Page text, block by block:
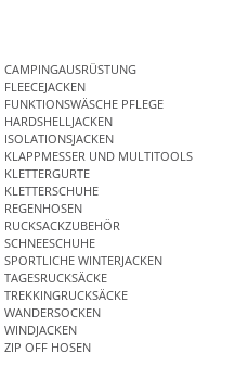
CAMPINGAUSRÜSTUNG
FLEECEJACKEN
FUNKTIONSWÄSCHE PFLEGE
HARDSHELLJACKEN
ISOLATIONSJACKEN
KLAPPMESSER UND MULTITOOLS
KLETTERGURTE
KLETTERSCHUHE
REGENHOSEN
RUCKSACKZUBEHÖR
SCHNEESCHUHE
SPORTLICHE WINTERJACKEN
TAGESRUCKSÄCKE
TREKKINGRUCKSÄCKE
WANDERSOCKEN
WINDJACKEN
ZIP OFF HOSEN